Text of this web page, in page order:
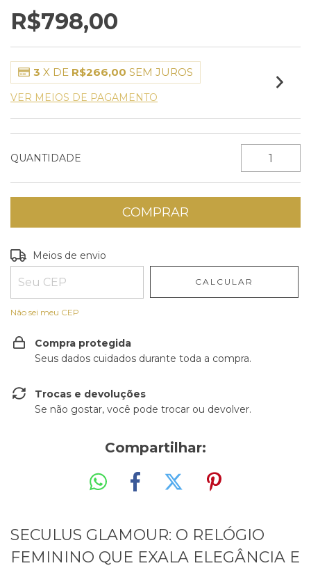
R$798,00
3 X DE R$266,00 SEM JUROS
VER MEIOS DE PAGAMENTO
QUANTIDADE
Entregas para o CEP:
Meios de envio
CALCULAR
Não sei meu CEP
Compra protegida
Seus dados cuidados durante toda a compra.
Trocas e devoluções
Se não gostar, você pode trocar ou devolver.
Compartilhar:
SECULUS GLAMOUR: O RELÓGIO
FEMININO QUE EXALA ELEGÂNCIA E